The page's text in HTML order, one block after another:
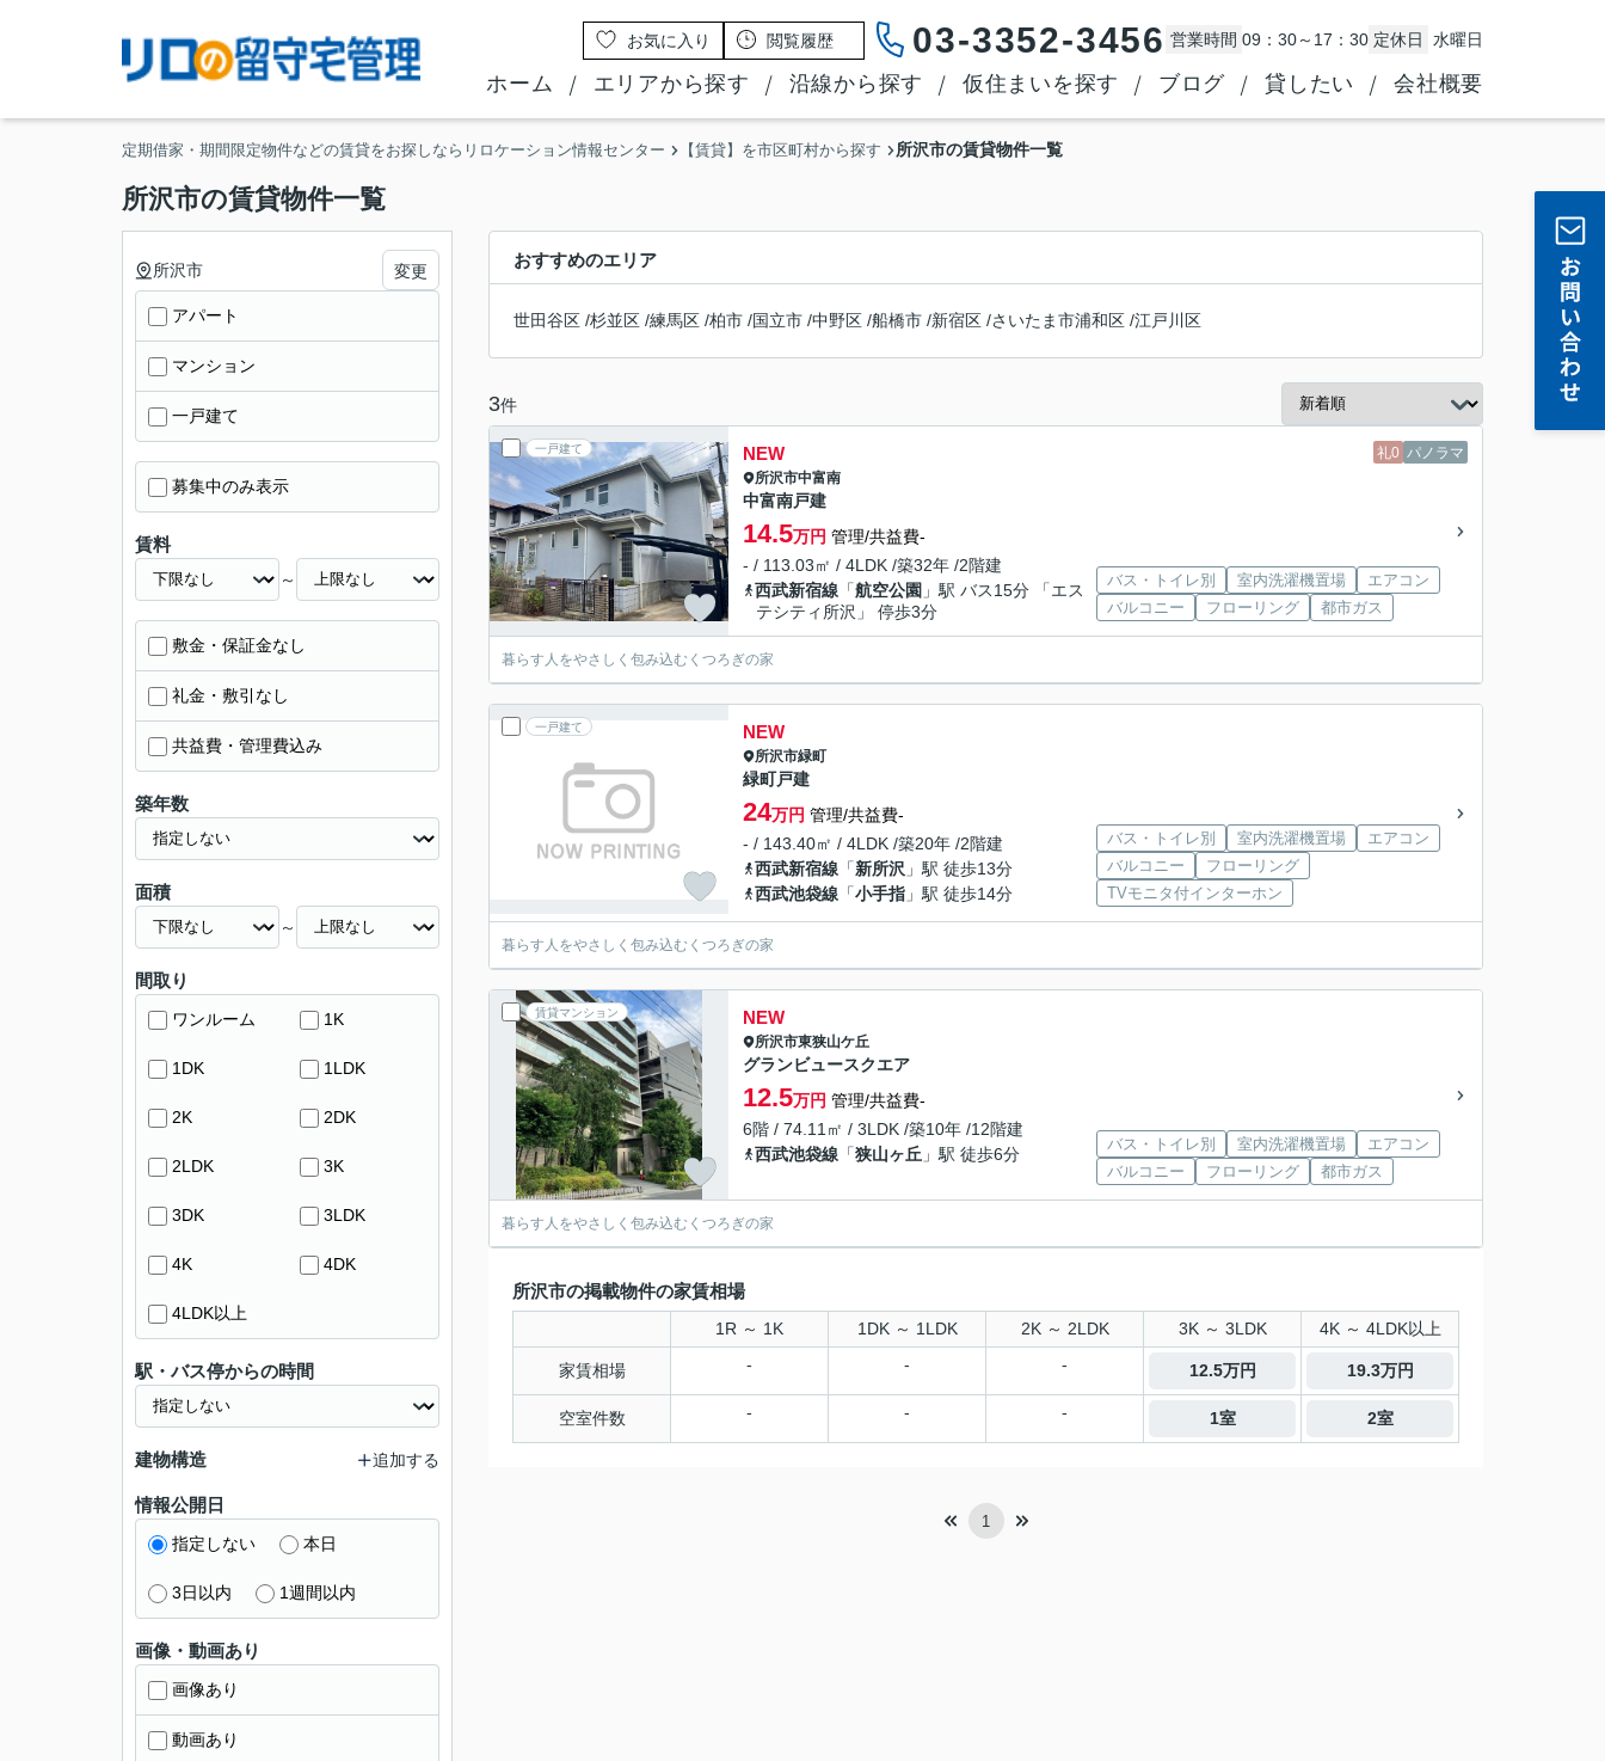
お気に入り 閲覧履歴 03-3352-3456 営業時間 09：30～17：30 定休日 水曜日
ホーム エリアから探す 沿線から探す 仮住まいを探す ブログ 貸したい 会社概要
定期借家・期間限定物件などの賃貸をお探しならリロケーション情報センター 【賃貸】を市区町村から探す 所沢市の賃貸物件一覧
所沢市の賃貸物件一覧
おすすめのエリア
世田谷区 /杉並区 /練馬区 /柏市 /国立市 /中野区 /船橋市 /新宿区 /さいたま市浦和区 /江戸川区
3件
一戸建て 礼0 パノラマ
NEW
所沢市中富南
中富南戸建
14.5万円 管理/共益費-
- / 113.03㎡ / 4LDK /築32年 /2階建
西武新宿線 「航空公園 」駅 バス15分 「エス
テシティ所沢」 停歩3分
バス・トイレ別 室内洗濯機置場
エアコン
バルコニー
フローリング 都市ガス
暮らす人をやさしく包み込むくつろぎの家
一戸建て NEW
所沢市緑町
緑町戸建
24万円 管理/共益費-
- / 143.40㎡ / 4LDK /築20年 /2階建
西武新宿線 「新所沢 」駅 徒歩13分
西武池袋線 「小手指 」駅 徒歩14分
バス・トイレ別 室内洗濯機置場
エアコン
バルコニー
フローリング
TVモニタ付インターホン
暮らす人をやさしく包み込むくつろぎの家
賃貸マンション NEW
所沢市東狭山ケ丘
グランビュースクエア
12.5万円 管理/共益費-
6階 / 74.11㎡ / 3LDK /築10年 /12階建
西武池袋線 「狭山ヶ丘 」駅 徒歩6分
バス・トイレ別 室内洗濯機置場
エアコン
バルコニー
フローリング 都市ガス
暮らす人をやさしく包み込むくつろぎの家
所沢市の掲載物件の家賃相場
1R ～ 1K 1DK ～ 1LDK 2K ～ 2LDK 3K ～ 3LDK 4K ～ 4LDK以上
家賃相場 - - - 12.5万円 19.3万円
空室件数 - - - 1室 2室
1
所沢市 変更
アパート
マンション
一戸建て
募集中のみ表示
賃料
～
敷金・保証金なし
礼金・敷引なし
共益費・管理費込み
築年数
面積
～
間取り
ワンルーム 1K
1DK 1LDK
2K 2DK
2LDK 3K
3DK 3LDK
4K 4DK
4LDK以上
駅・バス停からの時間
建物構造 追加する
情報公開日
指定しない 本日
3日以内 1週間以内
画像・動画あり
画像あり
動画あり